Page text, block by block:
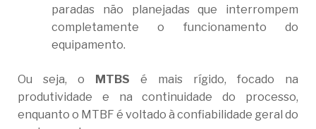
paradas não planejadas que interrompem
completamente o funcionamento do
equipamento.
Ou seja, o MTBS é mais rígido, focado na
produtividade e na continuidade do processo,
enquanto o MTBF é voltado à confiabilidade geral do